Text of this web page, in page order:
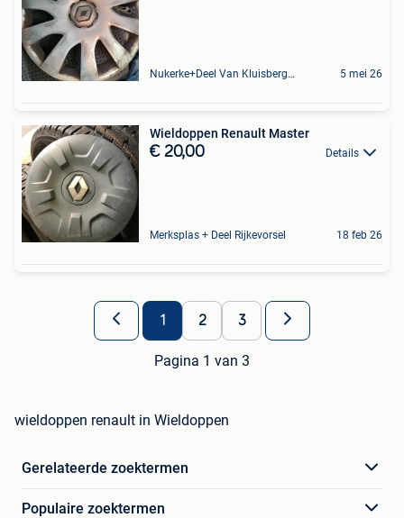
Nukerke+Deel Van Kluisbergen 5 mei 26
Wieldoppen Renault Master
€ 20,00 Details
Merksplas + Deel Rijkevorsel 18 feb 26
1 2 3
Pagina 1 van 3
wieldoppen renault in Wieldoppen
Gerelateerde zoektermen
Populaire zoektermen